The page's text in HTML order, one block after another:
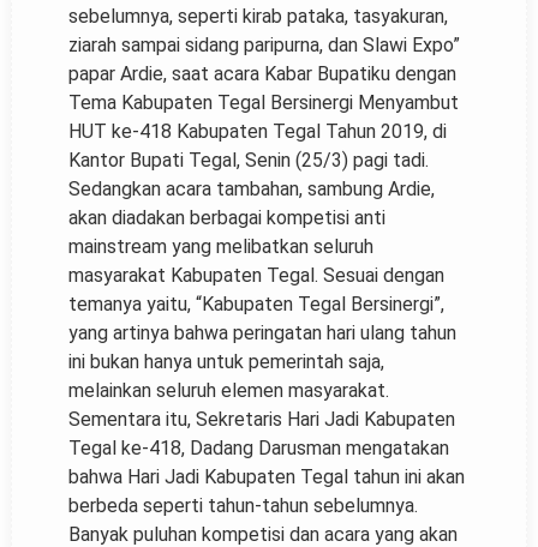
sebelumnya, seperti kirab pataka, tasyakuran,
ziarah sampai sidang paripurna, dan Slawi Expo”
papar Ardie, saat acara Kabar Bupatiku dengan
Tema Kabupaten Tegal Bersinergi Menyambut
HUT ke-418 Kabupaten Tegal Tahun 2019, di
Kantor Bupati Tegal, Senin (25/3) pagi tadi.
Sedangkan acara tambahan, sambung Ardie,
akan diadakan berbagai kompetisi anti
mainstream yang melibatkan seluruh
masyarakat Kabupaten Tegal. Sesuai dengan
temanya yaitu, “Kabupaten Tegal Bersinergi”,
yang artinya bahwa peringatan hari ulang tahun
ini bukan hanya untuk pemerintah saja,
melainkan seluruh elemen masyarakat.
Sementara itu, Sekretaris Hari Jadi Kabupaten
Tegal ke-418, Dadang Darusman mengatakan
bahwa Hari Jadi Kabupaten Tegal tahun ini akan
berbeda seperti tahun-tahun sebelumnya.
Banyak puluhan kompetisi dan acara yang akan